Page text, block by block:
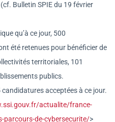
Bulletin SPIE du 19 février
qu’à ce jour, 500
été retenues pour bénéficier de
territoriales, 101
publics.
acceptées à ce jour.
actualite/france-
parcours-de-cybersecurite/>